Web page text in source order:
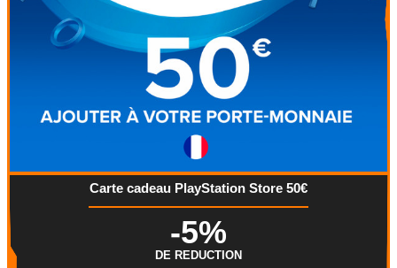
Carte cadeau PlayStation Store 50€
-5%
DE REDUCTION